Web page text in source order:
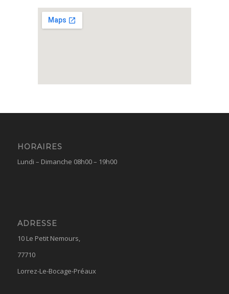
HORAIRES
Lundi – Dimanche 08h00 – 19h00
ADRESSE
10 Le Petit Nemours,
77710
Lorrez-Le-Bocage-Préaux